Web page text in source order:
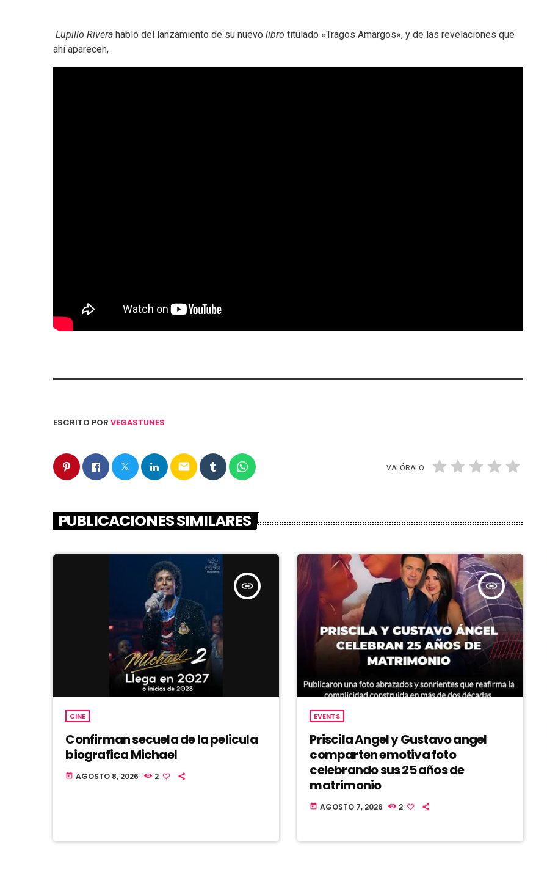
Lupillo Rivera habló del lanzamiento de su nuevo libro titulado «Tragos Amargos», y de las revelaciones que
ahí aparecen,
ESCRITO POR VEGASTUNES
email VALÓRALO
PUBLICACIONES SIMILARES
insert_link
CINE
Confirman secuela de la pelicula
biografica Michael
today AGOSTO 8, 2026 2
insert_link
EVENTS
Priscila Angel y Gustavo angel
comparten emotiva foto
celebrando sus 25 años de
matrimonio
today AGOSTO 7, 2026 2